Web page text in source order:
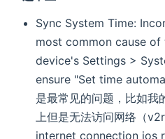
Sync System Time:
most common cause
device's Settings >
ensure "Set time
是最常见的问题，比如
上但是无法访问网络（
internet connection ios